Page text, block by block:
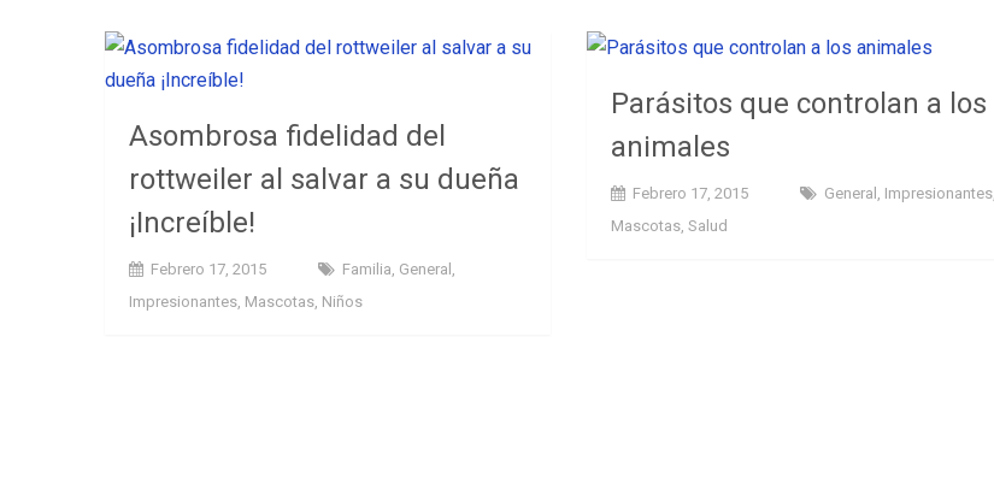
Asombrosa fidelidad del
rottweiler al salvar a su dueña
¡Increíble!
Febrero 17, 2015 Familia General
Impresionantes Mascotas Niños
Parásitos que controlan a los
animales
Febrero 17, 2015 General Impresionantes
Mascotas ,Salud